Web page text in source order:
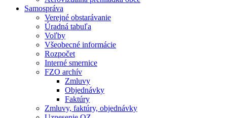
Samospráva
Verejné obstarávanie
Úradná tabuľa
Voľby
Všeobecné informácie
Rozpočet
Interné smernice
FZO archív
Zmluvy
Objednávky
Faktúry
Zmluvy, faktúry, objednávky